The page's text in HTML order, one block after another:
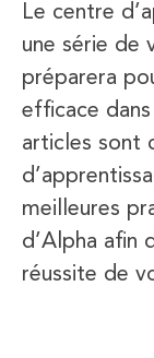
Le centre
une série de
préparera
efficace
articles sont
meilleures
d’Alpha afin
réussite de